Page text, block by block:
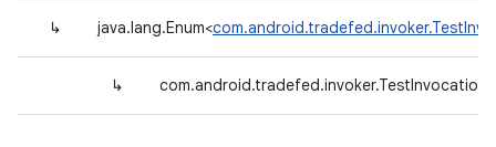
↳ java.lang.Enum<
↳